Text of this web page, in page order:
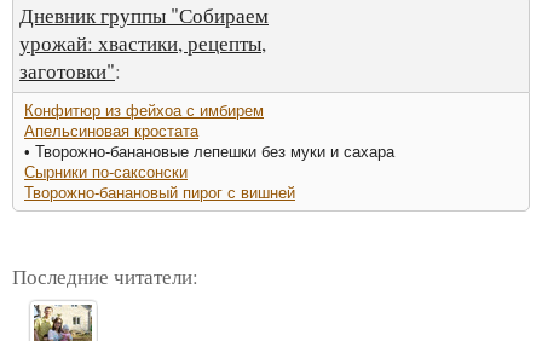
Дневник группы "Собираем
урожай: хвастики, рецепты,
заготовки":
Конфитюр из фейхоа с имбирем
Апельсиновая кростата
• Творожно-банановые лепешки без муки и сахара
Сырники по-саксонски
Творожно-банановый пирог с вишней
Последние читатели: